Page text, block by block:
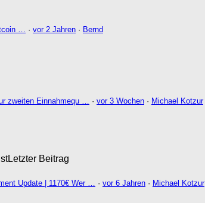
… · vor 2 Jahren · Bernd
zweiten Einnahmequ … · vor 3 Wochen · Michael Kotzur
Letzter Beitrag
Update | 1170€ Wer … · vor 6 Jahren · Michael Kotzur